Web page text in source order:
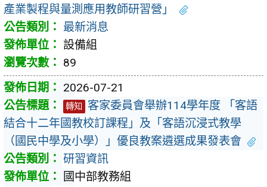
產業製程與量測應用教師研習營」
最新消息
設備組
89
2026-07-21
轉知
客家委員會舉辦114學年度 「客語
結合十二年國教校訂課程」及「客語沉浸式教學
（國民中學及小學）」優良教案遴選成果發表會
研習資訊
國中部教務組